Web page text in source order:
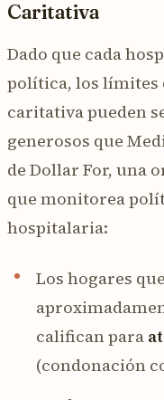
Caritativa
Dado que cada
política, los límites
caritativa pueden
generosos que
de Dollar For, una
que monitorea
hospitalaria:
Los hogares
califican para
(condonación